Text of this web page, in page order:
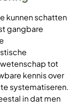
kunnen schatten
gangbare
tot
kennis over
systematiseren.
in dat men